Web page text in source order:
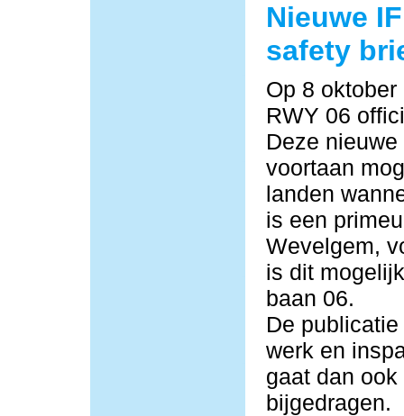
Nieuwe
safety
Op 8
RWY 06
Deze
voortaan
landen
is een
Wevelgem,
is dit
baan 06.
De
werk en
gaat dan
bijgedragen.